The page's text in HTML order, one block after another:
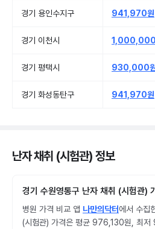
경기 용인수지구 941,970원
경기 이천시 1,000,000
경기 평택시 930,000
경기 화성동탄구 941,970원
난자 채취 (시험관) 정보
경기 수원영통구 난자 채취 (시험관)
병원 가격 비교 앱 나만의닥터에서 수집
(시험관) 가격은 평균 976,130원, 최